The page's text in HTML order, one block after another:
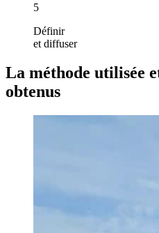
5
Définir
et diffuser
La méthode utilisée
obtenus